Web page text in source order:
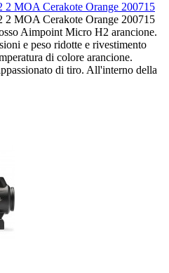
MOA Cerakote Orange 200715
MOA Cerakote Orange 200715
Aimpoint Micro H2 arancione.
e peso ridotte e rivestimento
di colore arancione.
di tiro. All'interno della